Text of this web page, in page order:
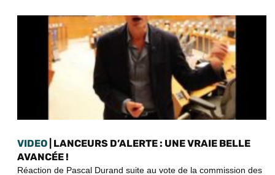
VIDEO | LANCEURS D’ALERTE : UNE VRAIE BELLE
AVANCÉE !
Réaction de Pascal Durand suite au vote de la commission des